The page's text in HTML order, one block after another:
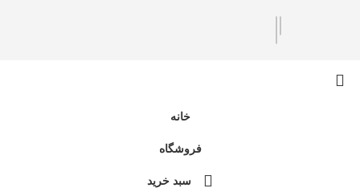
خانه
فروشگاه
سبد خرید